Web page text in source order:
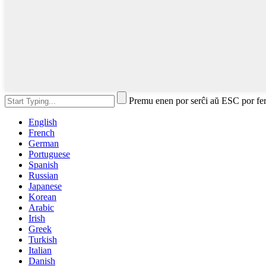
Premu enen por serĉi aŭ ESC por
English
French
German
Portuguese
Spanish
Russian
Japanese
Korean
Arabic
Irish
Greek
Turkish
Italian
Danish